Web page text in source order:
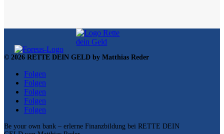
© 2026 RETTE DEIN GELD by Matthias Reder
Folgen
Folgen
Folgen
Folgen
Folgen
Be your own bank – erlerne Finanzbildung bei RETTE DEIN